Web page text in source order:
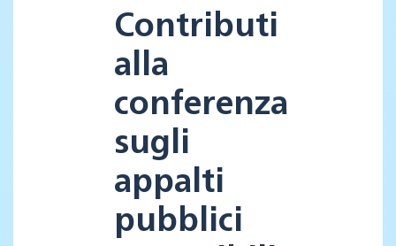
Contributi
alla
conferenza
sugli
appalti
pubblici